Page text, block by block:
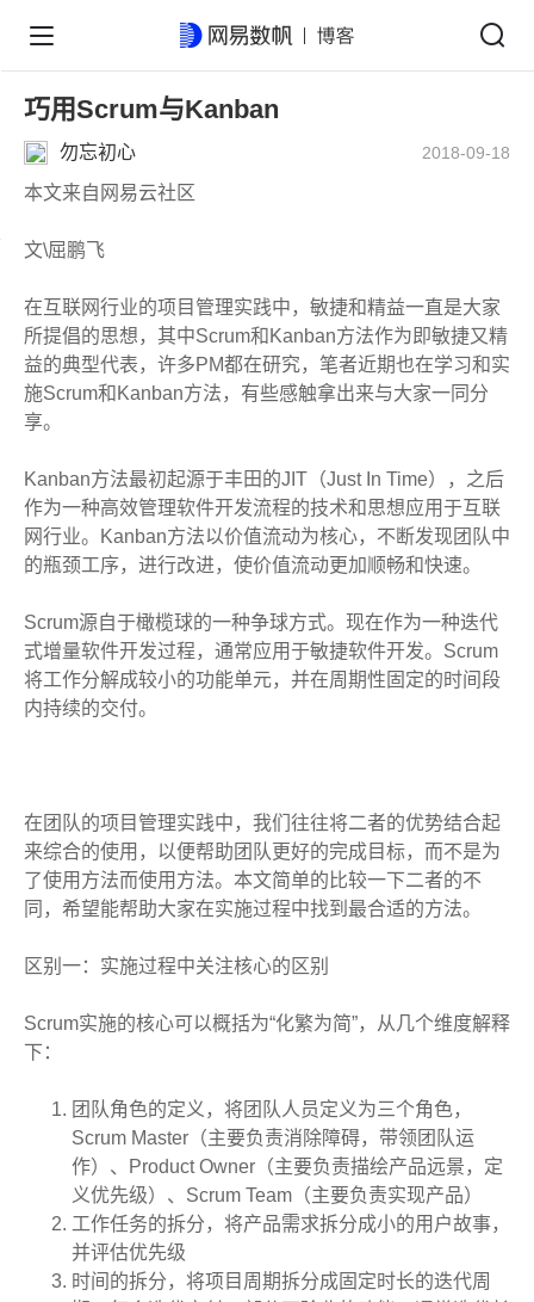
巧用Scrum与Kanban
勿忘初心 2018-09-18
本文来自网易云社区
文\屈鹏飞
在互联网行业的项目管理实践中，敏捷和精益一直是大家
所提倡的思想，其中Scrum和Kanban方法作为即敏捷又精
益的典型代表，许多PM都在研究，笔者近期也在学习和实
施Scrum和Kanban方法，有些感触拿出来与大家一同分
享。
Kanban方法最初起源于丰田的JIT（Just In Time），之后
作为一种高效管理软件开发流程的技术和思想应用于互联
网行业。Kanban方法以价值流动为核心，不断发现团队中
的瓶颈工序，进行改进，使价值流动更加顺畅和快速。
Scrum源自于橄榄球的一种争球方式。现在作为一种迭代
式增量软件开发过程，通常应用于敏捷软件开发。Scrum
将工作分解成较小的功能单元，并在周期性固定的时间段
内持续的交付。
在团队的项目管理实践中，我们往往将二者的优势结合起
来综合的使用，以便帮助团队更好的完成目标，而不是为
了使用方法而使用方法。本文简单的比较一下二者的不
同，希望能帮助大家在实施过程中找到最合适的方法。
区别一：实施过程中关注核心的区别
Scrum实施的核心可以概括为“化繁为简”，从几个维度解释
下：
团队角色的定义，将团队人员定义为三个角色，
Scrum Master（主要负责消除障碍，带领团队运
作）、Product Owner（主要负责描绘产品远景，定
义优先级）、Scrum Team（主要负责实现产品）
工作任务的拆分，将产品需求拆分成小的用户故事，
并评估优先级
时间的拆分，将项目周期拆分成固定时长的迭代周